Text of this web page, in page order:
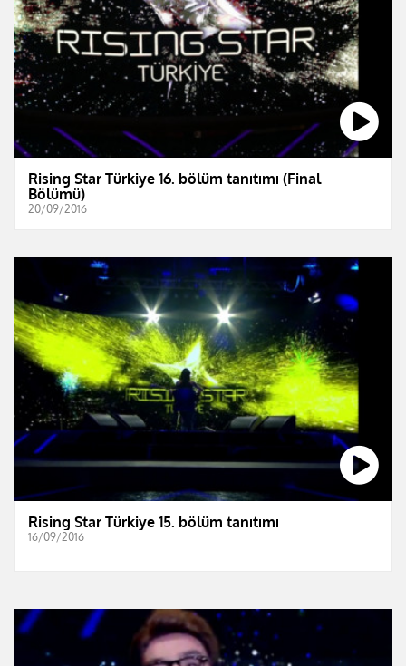
Rising Star Türkiye 16. bölüm tanıtımı (Final
Bölümü)
20/09/2016
Rising Star Türkiye 15. bölüm tanıtımı
16/09/2016